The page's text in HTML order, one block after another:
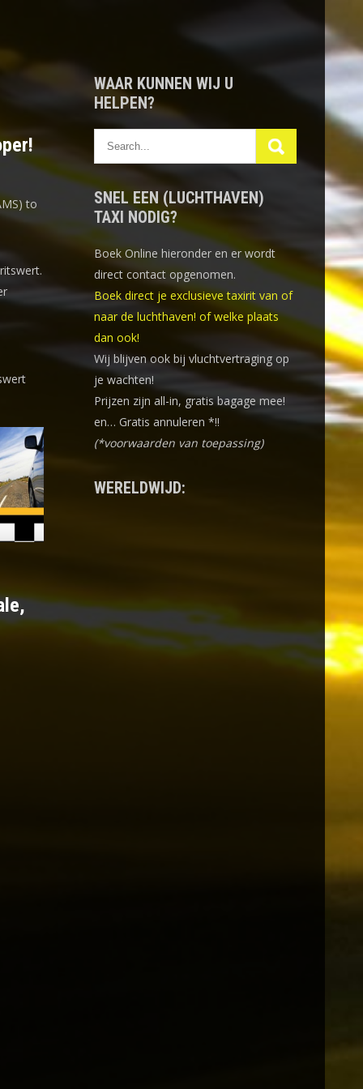
to
WAAR KUNNEN WIJ U
HELPEN?
SNEL EEN (LUCHTHAVEN)
TAXI NODIG?
Boek Online hieronder en er wordt
direct contact opgenomen.
Boek direct je exclusieve taxirit van of
naar de luchthaven! of welke plaats
dan ook!
Wij blijven ook bij vluchtvertraging op
je wachten!
Prijzen zijn all-in, gratis bagage mee!
en… Gratis annuleren *!!
(*voorwaarden van toepassing)
WERELDWIJD: